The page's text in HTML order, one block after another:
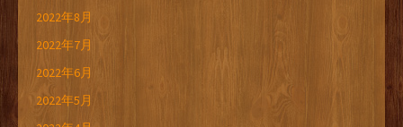
2022年8月
2022年7月
2022年6月
2022年5月